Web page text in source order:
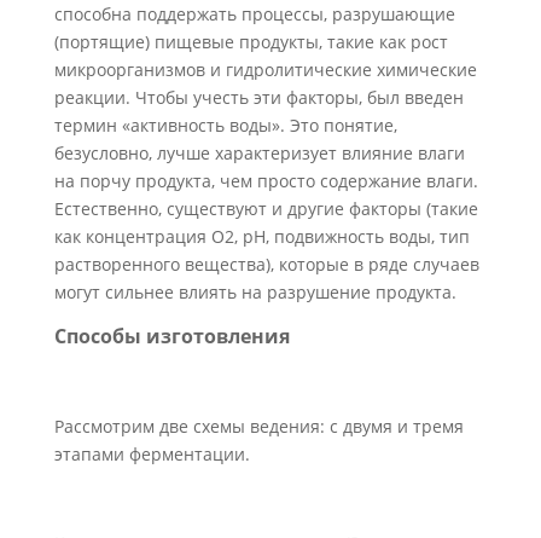
способна поддержать процессы, разрушающие
(портящие) пищевые продукты, такие как рост
микроорганизмов и гидролитические химические
реакции. Чтобы учесть эти факторы, был введен
термин «активность воды». Это понятие,
безусловно, лучше характеризует влияние влаги
на порчу продукта, чем просто содержание влаги.
Естественно, существуют и другие факторы (такие
как концентрация О2, рН, подвижность воды, тип
растворенного вещества), которые в ряде случаев
могут сильнее влиять на разрушение продукта.
Способы изготовления
Рассмотрим две схемы ведения: с двумя и тремя
этапами ферментации.